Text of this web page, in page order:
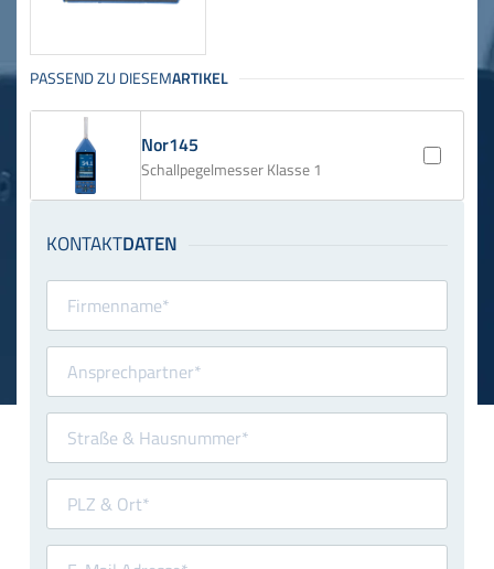
Nor145
Schallpegelmesser Klasse 1